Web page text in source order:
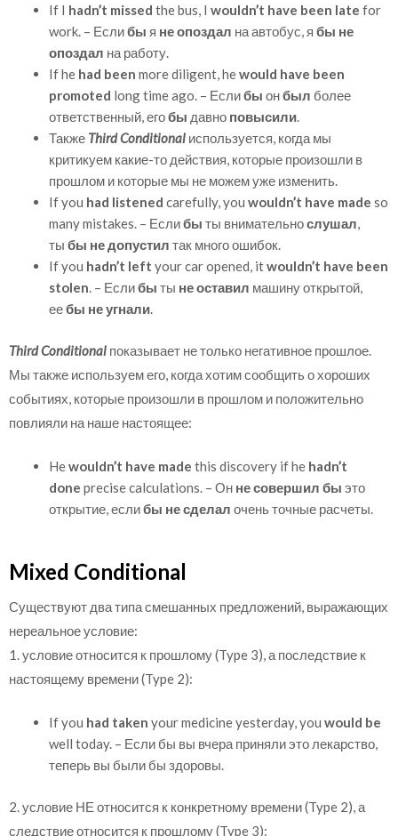
If I hadn’t missed the bus, I wouldn’t have been late for
work. – Еслибы я не опоздал на автобус, я бы не
опоздал на работу.
Ifhe had been more diligent, hewould have been
promoted long time ago. – Еслибы онбыл более
ответственный, егобы давно повысили.
Также Third Conditional используется, когда мы
критикуем какие-то действия, которые произошли в
прошлом и которые мы не можем уже изменить.
If you had listened carefully, you wouldn’t have made so
many mistakes. – Еслибы ты внимательнослушал,
ты бы не допустил так много ошибок.
If you hadn’t left your car opened, itwouldn’t have been
stolen. – Еслибы ты не оставил машину открытой,
еебы не угнали.
Third Conditional показывает не только негативное прошлое.
Мы также используем его, когда хотим сообщить о хороших
событиях, которые произошли в прошлом и положительно
повлияли на наше настоящее:
Hewouldn’t have made this discovery if he hadn’t
done precise calculations. – Он не совершил бы это
открытие, еслибы не сделал очень точные расчеты.
Mixed Conditional
Существуют два типа смешанных предложений, выражающих
нереальное условие:
1. условие относится к прошлому (Type 3), а последствие к
настоящему времени (Type 2):
If you had taken your medicine yesterday, you would be
well today. – Если бы вы вчера приняли это лекарство,
теперь вы были бы здоровы.
2. условие НЕ относится к конкретному времени (Type 2), а
следствие относится к прошлому (Type 3):